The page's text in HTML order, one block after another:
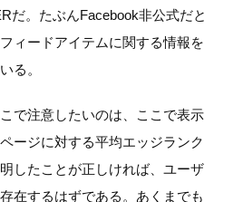
だ。たぶんFacebook非公式だと
ィードアイテムに関する情報を
る。
で注意したいのは、ここで表示
ージに対する平均エッジランク
したことが正しければ、ユーザ
在するはずである。あくまでも